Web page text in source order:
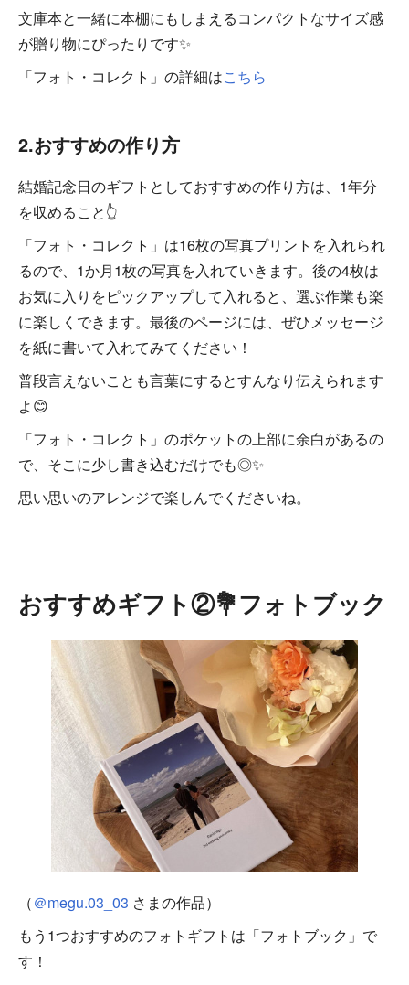
文庫本と一緒に本棚にもしまえるコンパクトなサイズ感
が贈り物にぴったりです✨
「フォト・コレクト」の詳細はこちら
2.おすすめの作り方
結婚記念日のギフトとしておすすめの作り方は、1年分
を収めること👆
「フォト・コレクト」は16枚の写真プリントを入れられ
るので、1か月1枚の写真を入れていきます。後の4枚は
お気に入りをピックアップして入れると、選ぶ作業も楽
に楽しくできます。最後のページには、ぜひメッセージ
を紙に書いて入れてみてください！
普段言えないことも言葉にするとすんなり伝えられます
よ😊
「フォト・コレクト」のポケットの上部に余白があるの
で、そこに少し書き込むだけでも◎✨
思い思いのアレンジで楽しんでくださいね。
おすすめギフト②💐フォトブック
（＠megu.03_03 さまの作品）
もう1つおすすめのフォトギフトは「フォトブック」で
す！